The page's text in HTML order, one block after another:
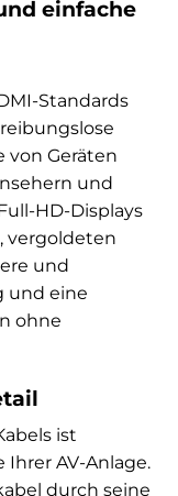
einfache
Standards
reibungslose
Geräten
und
HD-Displays
vergoldeten
und
und eine
ohne
ist
AV-Anlage.
durch seine